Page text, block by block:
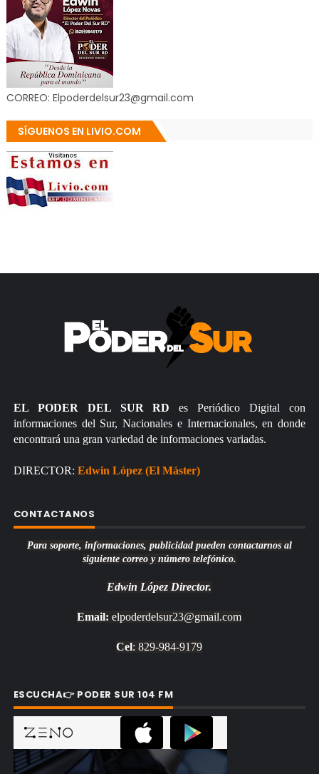
CORREO: Elpoderdelsur23@gmail.com
SÍGUENOS EN LIVIO.COM
EL PODER DEL SUR RD es Periódico Digital con
informaciones del Sur, Nacionales e Internacionales, en donde
encontrará una gran variedad de informaciones variadas.
DIRECTOR: Edwin López (El Máster)
CONTACTANOS
Para soporte, informaciones, publicidad pueden contactarnos al
siguiente correo y número telefónico.
Edwin López Director.
Email: elpoderdelsur23@gmail.com
Cel: 829-984-9179
ESCUCHA👉 PODER SUR 104 FM